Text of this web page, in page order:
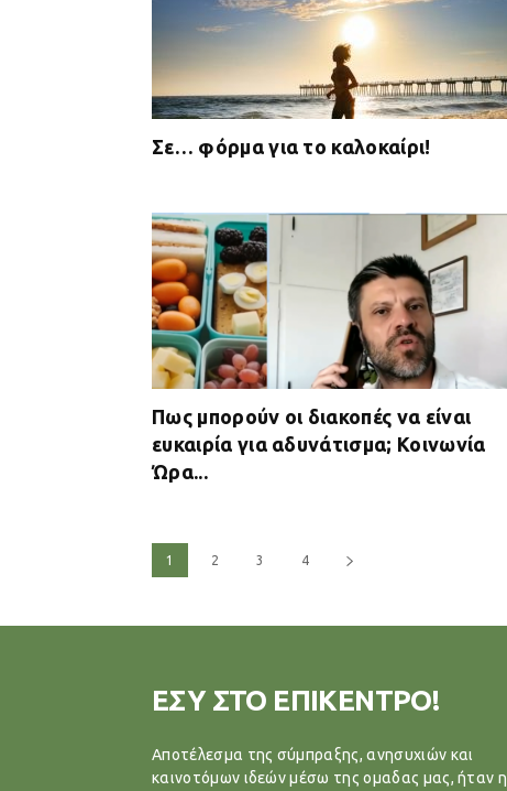
Σε… φόρμα για το καλοκαίρι!
Πως μπορούν οι διακοπές να είναι
ευκαιρία για αδυνάτισμα; Κοινωνία
Ώρα...
1 2 3 4
ΕΣΥ ΣΤΟ ΕΠΙΚΕΝΤΡΟ!
Αποτέλεσμα της σύμπραξης, ανησυχιών και
καινοτόμων ιδεών μέσω της ομαδας μας, ήταν η